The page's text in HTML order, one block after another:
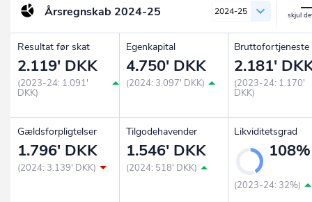
Årsregnskab 2024-25 2024-25
Resultat før skat
2.119' DKK
(2023-24: 1.091'
DKK)
Egenkapital
4.750' DKK
(2024: 3.097' DKK)
Bruttofortjeneste
2.181'
(2023-24: 1.170'
DKK)
Gældsforpligtelser
1.796' DKK
(2024: 3.139' DKK)
Tilgodehavender
1.546' DKK
(2024: 518' DKK)
Likviditetsgrad
108%
(2023-24: 32%)